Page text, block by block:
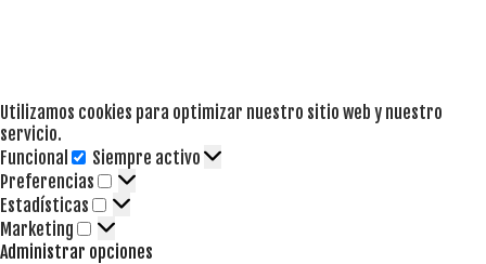
Utilizamos cookies para optimizar nuestro sitio web y nuestro
servicio.
Funcional
Funcional
Siempre activo
Preferencias
Preferencias
Estadísticas Estadísticas
Marketing Marketing
Administrar opciones